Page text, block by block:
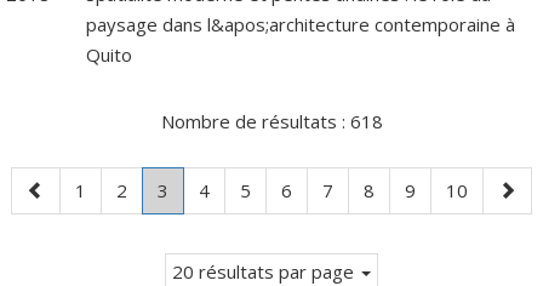
paysage dans l&apos;architecture contemporaine à
Quito
Nombre de résultats : 618
Page
précédente
Page
1 Page
2 Page
3
Page
courante.
Page
4 Page
5 Page
6 Page
7 Page
8 Page
9 Page
10
Page
20 résultats par page